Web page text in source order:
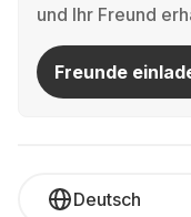
und Ihr Freund
Freunde
Deutsch